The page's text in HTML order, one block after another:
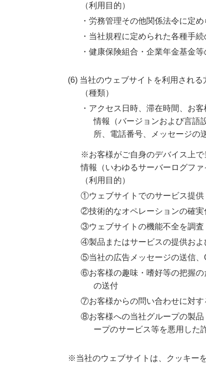
（利用目的）
・労務管理その他関係法令に定
・当社規程に定められた各種手
・健康保険組合・企業年金基金
(6) 当社のウェブサイトを利用され
（種類）
・アクセス日時、滞在時間、お
情報（バージョンおよび言語
所、電話番号、メッセージの
※お客様がご自身のデバイス上で
情報（いわゆるサーバーログフ
（利用目的）
①ウェブサイトでのサービス提供
②技術的なオペレーションの確実
③ウェブサイトの機能不全を調査
④製品またはサービスの提供およ
⑤当社の広告メッセージの送信、
⑥お客様の趣味・嗜好等の把握の
の送付
⑦お客様からの問い合わせに対す
⑧お客様への当社グループの製品
ープのサービス等を悪用した
※当社のウェブサイトは、クッキー